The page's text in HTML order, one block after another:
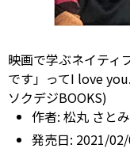
映画で学ぶネイティ
です」ってI love
ソクデジBOOKS)
作者: 松丸 さとみ
発売日: 2021/